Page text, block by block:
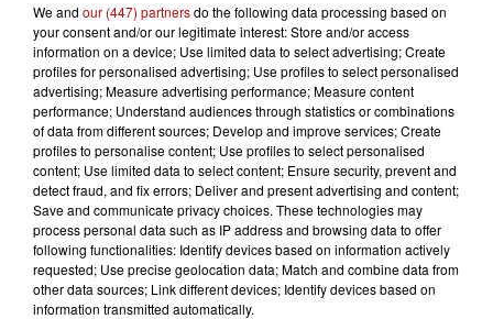
27 avril 2026 - 1 min 38 sec
LA MINUTE CONSEIL AVEC L'AÉROPORT DE LILLE
We and our (447) partnersdo the following data processing based on
your consent and/or our legitimate interest: Store and/or access
information on a device; Use limited data to select advertising; Create
profiles for personalised advertising; Use profiles to select personalised
advertising; Measure advertising performance; Measure content
performance; Understand audiences through statistics or combinations
of data from different sources; Develop and improve services; Create
profiles to personalise content; Use profiles to select personalised
content; Use limited data to select content; Ensure security, prevent and
detect fraud, and fix errors; Deliver and present advertising and content;
Save and communicate privacy choices. These technologies may
process personal data such as IP address and browsing data to offer
following functionalities: Identify devices based on information actively
requested; Use precise geolocation data; Match and combine data from
other data sources; Link different devices; Identify devices based on
information transmitted automatically.